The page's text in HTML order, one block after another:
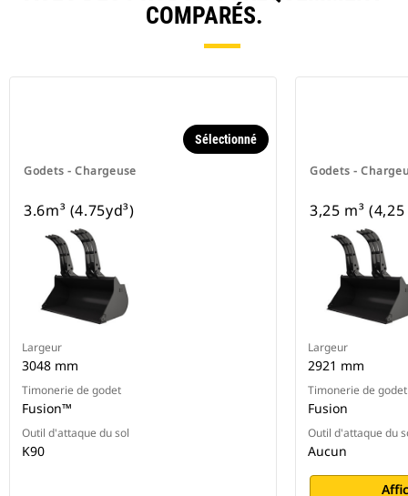
COMPARÉS.
Godets - Chargeuse
Sélectionné
3.6m³ (4.75yd³)
Largeur
3048 mm
Timonerie de godet
Fusion™
Outil d'attaque du sol
K90
Godets -
3,25 m³ (4,25
Largeur
2921 mm
Timonerie de godet
Fusion
Outil d'attaque du
Aucun